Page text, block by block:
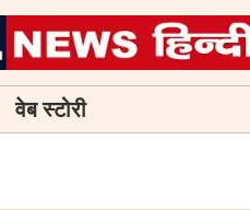
वेब स्टोरी